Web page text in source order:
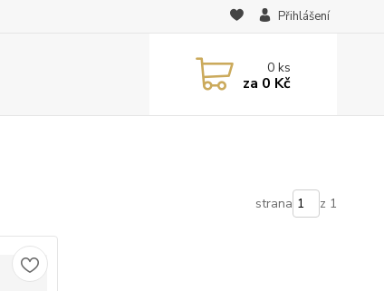
Přihlášení
0ks
za 0 Kč
strana z 1